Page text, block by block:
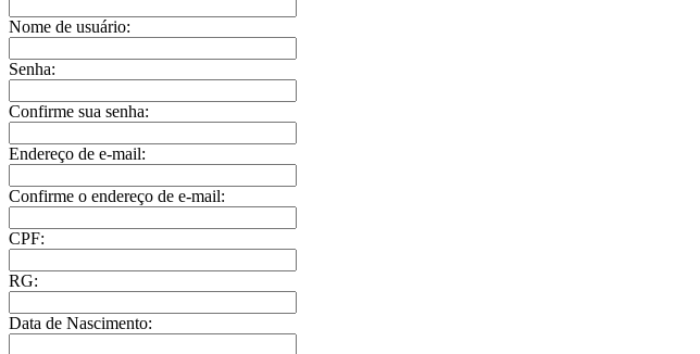
Nome de usuário:
Senha:
Confirme sua senha:
Endereço de e-mail:
Confirme o endereço de e-mail:
CPF:
RG:
Data de Nascimento: